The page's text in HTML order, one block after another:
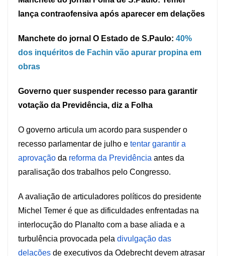
lança contraofensiva após aparecer em delações
Manchete do jornal O Estado de S.Paulo: 40%
dos inquéritos de Fachin vão apurar propina em
obras
Governo quer suspender recesso para garantir
votação da Previdência, diz a Folha
O governo articula um acordo para suspender o
recesso parlamentar de julho e tentar garantir a
aprovação da reforma da Previdência antes da
paralisação dos trabalhos pelo Congresso.
A avaliação de articuladores políticos do presidente
Michel Temer é que as dificuldades enfrentadas na
interlocução do Planalto com a base aliada e a
turbulência provocada pela divulgação das
delações de executivos da Odebrecht devem atrasar